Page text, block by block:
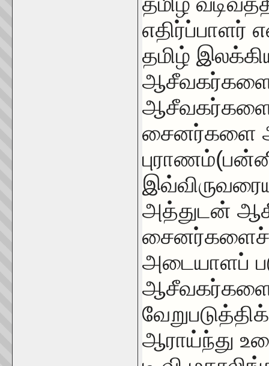
எதிர்ப்பாளர்
தமிழ்
ஆசீவகர்களை
சைனர்களை
அத்துடன்
சைனர்களைச்
அடையாளப்
ஆராய்ந்து